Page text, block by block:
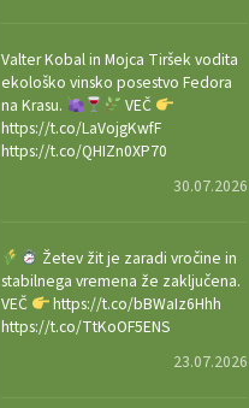
Valter Kobal in Mojca Tiršek vodita
ekološko vinsko posestvo Fedora
na Krasu.
VEČ
https://t.co/LaVojgKwfF
https://t.co/QHIZn0XP70
30.07.2026
Žetev žit je zaradi vročine in
stabilnega vremena že zaključena.
VEČ
https://t.co/bBWaIz6Hhh
https://t.co/TtKoOF5ENS
23.07.2026